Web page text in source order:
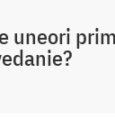
uneori